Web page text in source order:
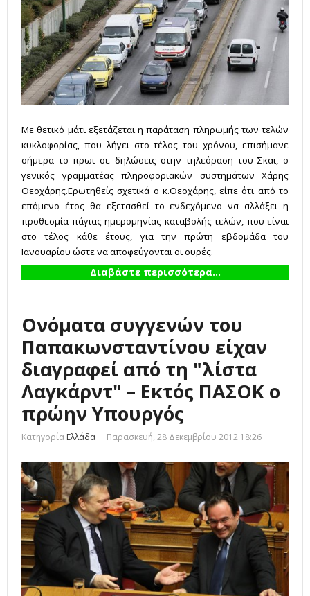
Με θετικό μάτι εξετάζεται η παράταση πληρωμής των τελών
κυκλοφορίας, που λήγει στο τέλος του χρόνου, επισήμανε
σήμερα το πρωι σε δηλώσεις στην τηλεόραση του Σκαι, ο
γενικός γραμματέας πληροφοριακών συστημάτων Χάρης
Θεοχάρης.Ερωτηθείς σχετικά ο κ.Θεοχάρης, είπε ότι από το
επόμενο έτος θα εξετασθεί το ενδεχόμενο να αλλάξει η
προθεσμία πάγιας ημερομηνίας καταβολής τελών, που είναι
στο τέλος κάθε έτους, για την πρώτη εβδομάδα του
Ιανουαρίου ώστε να αποφεύγονται οι ουρές.
Διαβάστε περισσότερα...
Ονόματα συγγενών του
Παπακωνσταντίνου είχαν
διαγραφεί από τη "λίστα
Λαγκάρντ" – Εκτός ΠΑΣΟΚ ο
πρώην Υπουργός
Κατηγορία Ελλάδα Παρασκευή, 28 Δεκεμβρίου 2012 18:26